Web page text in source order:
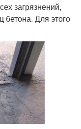
загрязнений,
бетона. Для этого